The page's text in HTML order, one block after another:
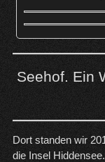
Seehof. Ein
Dort standen wir
die Insel